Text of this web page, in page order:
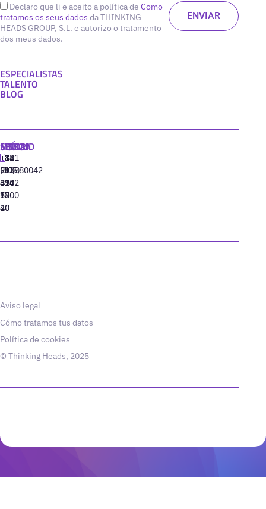
Declaro que li e aceito a política de Como
tratamos os seus dados da THINKING
HEADS GROUP, S.L. e autorizo o tratamento
dos meus dados.
ESPECIALISTAS
TALENTO
BLOG
MADRID
+34
91
310
77
40
MIAMI
+1
(305)
424
13
20
SEÚL
+82
(10)
8942
6800
LISBOA
‪+351
213880042
Aviso legal
Cómo tratamos tus datos
Política de cookies
© Thinking Heads, 2025